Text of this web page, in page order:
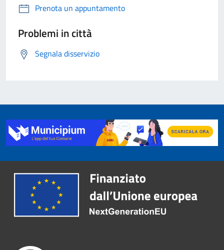
Prenota un appuntamento
Problemi in città
Segnala disservizio